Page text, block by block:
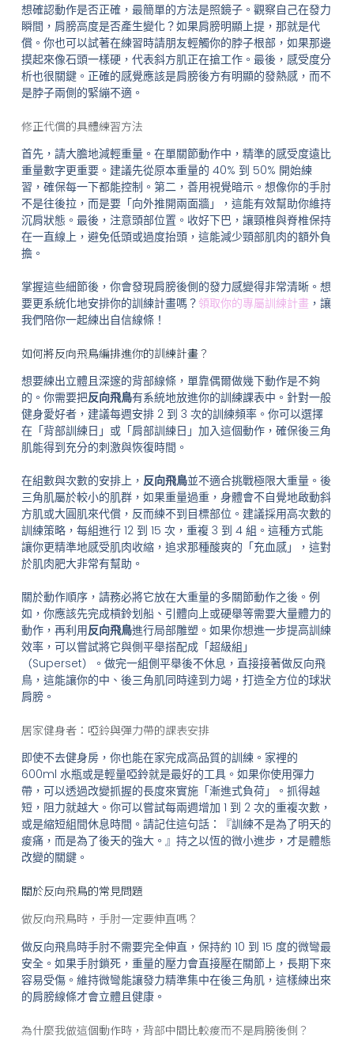
想確認動作是否正確，最簡單的方法是照鏡子。觀察自己在發力
瞬間，肩膀高度是否產生變化？如果肩膀明顯上提，那就是代
償。你也可以試著在練習時請朋友輕觸你的脖子根部，如果那邊
摸起來像石頭一樣硬，代表斜方肌正在搶工作。最後，感受度分
析也很關鍵。正確的感覺應該是肩膀後方有明顯的發熱感，而不
是脖子兩側的緊繃不適。
修正代償的具體練習方法
首先，請大膽地減輕重量。在單關節動作中，精準的感受度遠比
重量數字更重要。建議先從原本重量的 40% 到 50% 開始練
習，確保每一下都能控制。第二，善用視覺暗示。想像你的手肘
不是往後拉，而是要「向外推開兩面牆」，這能有效幫助你維持
沉肩狀態。最後，注意頭部位置。收好下巴，讓頸椎與脊椎保持
在一直線上，避免低頭或過度抬頭，這能減少頸部肌肉的額外負
擔。
掌握這些細節後，你會發現肩膀後側的發力感變得非常清晰。想
要更系統化地安排你的訓練計畫嗎？領取你的專屬訓練計畫 ，讓
我們陪你一起練出自信線條！
如何將反向飛鳥編排進你的訓練計畫？
想要練出立體且深邃的背部線條，單靠偶爾做幾下動作是不夠
的。你需要把反向飛鳥有系統地放進你的訓練課表中。針對一般
健身愛好者，建議每週安排 2 到 3 次的訓練頻率。你可以選擇
在「背部訓練日」或「肩部訓練日」加入這個動作，確保後三角
肌能得到充分的刺激與恢復時間。
在組數與次數的安排上， 反向飛鳥並不適合挑戰極限大重量。後
三角肌屬於較小的肌群，如果重量過重，身體會不自覺地啟動斜
方肌或大圓肌來代償，反而練不到目標部位。建議採用高次數的
訓練策略，每組進行 12 到 15 次，重複 3 到 4 組。這種方式能
讓你更精準地感受肌肉收縮，追求那種酸爽的「充血感」，這對
於肌肉肥大非常有幫助。
關於動作順序，請務必將它放在大重量的多關節動作之後。例
如，你應該先完成槓鈴划船、引體向上或硬舉等需要大量體力的
動作，再利用反向飛鳥進行局部雕塑。如果你想進一步提高訓練
效率，可以嘗試將它與側平舉搭配成「超級組」
（Superset）。做完一組側平舉後不休息，直接接著做反向飛
鳥，這能讓你的中、後三角肌同時達到力竭，打造全方位的球狀
肩膀。
居家健身者：啞鈴與彈力帶的課表安排
即使不去健身房，你也能在家完成高品質的訓練。家裡的
600ml 水瓶或是輕量啞鈴就是最好的工具。如果你使用彈力
帶，可以透過改變抓握的長度來實施「漸進式負荷」。抓得越
短，阻力就越大。你可以嘗試每兩週增加 1 到 2 次的重複次數，
或是縮短組間休息時間。請記住這句話：『訓練不是為了明天的
痠痛，而是為了後天的強大。』持之以恆的微小進步，才是體態
改變的關鍵。
關於反向飛鳥的常見問題
做反向飛鳥時，手肘一定要伸直嗎？
做反向飛鳥時手肘不需要完全伸直，保持約 10 到 15 度的微彎最
安全。如果手肘鎖死，重量的壓力會直接壓在關節上，長期下來
容易受傷。維持微彎能讓發力精準集中在後三角肌，這樣練出來
的肩膀線條才會立體且健康。
為什麼我做這個動作時，背部中間比較痠而不是肩膀後側？